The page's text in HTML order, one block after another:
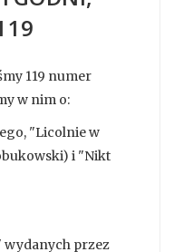
119 numer
w nim o:
"Licolnie w
i "Nikt
wydanych przez